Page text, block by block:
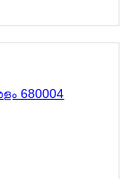
680004